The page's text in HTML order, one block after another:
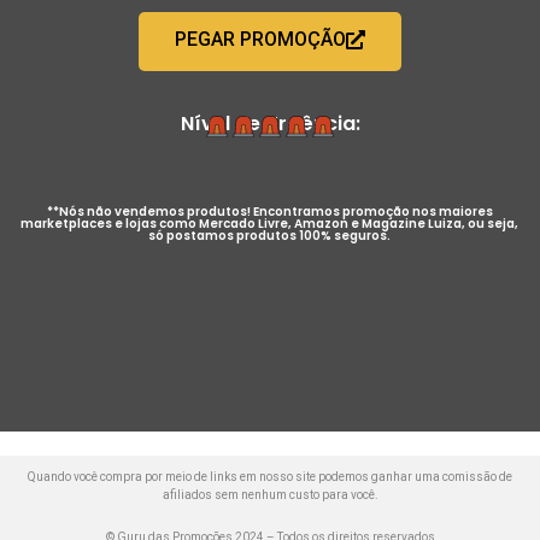
PEGAR PROMOÇÃO
Nível de Urgência:
**Nós não vendemos produtos! Encontramos promoção nos maiores
marketplaces e lojas como Mercado Livre, Amazon e Magazine Luiza, ou seja,
só postamos produtos 100% seguros.
Quando você compra por meio de links em nosso site podemos ganhar uma comissão de
afiliados sem nenhum custo para você.
© Guru das Promoções 2024 – Todos os direitos reservados